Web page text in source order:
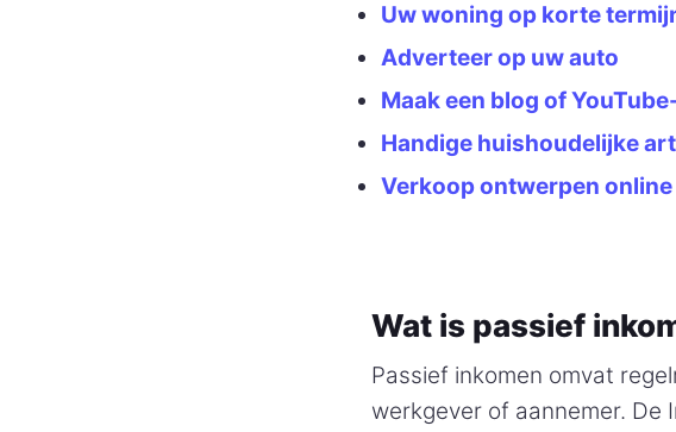
Uw woning op korte
Adverteer op uw auto
Maak een blog of
Handige huishoudelijke
Verkoop ontwerpen online
Wat is passief
Passief inkomen omvat
werkgever of aannemer. De